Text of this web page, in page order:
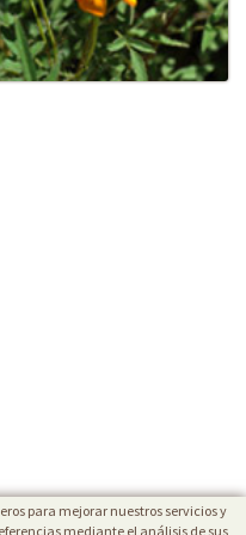
para mejorar nuestros servicios y
mediante el análisis de sus